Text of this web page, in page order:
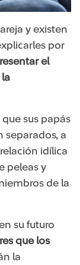
y existen
por
el
sus papás
separados, a
idílica
peleas y
de la
su futuro
que los
la